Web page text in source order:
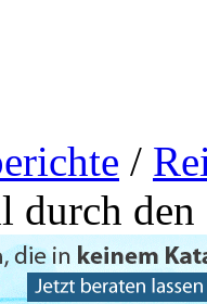
/
durch